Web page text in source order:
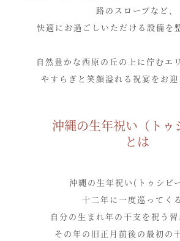
路のスロープなど、
快適にお過ごしいただける設備を
自然豊かな西原の丘の上に佇むエ
やすらぎと笑顔溢れる祝宴をお迎
沖縄の生年祝い（トゥ
とは
沖縄の生年祝い(トゥシビ
十二年に一度巡ってくる
自分の生まれ年の干支を祝う習
その年の旧正月前後の最初の